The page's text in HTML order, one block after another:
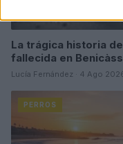
La trágica historia
fallecida en
Lucía Fernández · 4 Ago
PERROS